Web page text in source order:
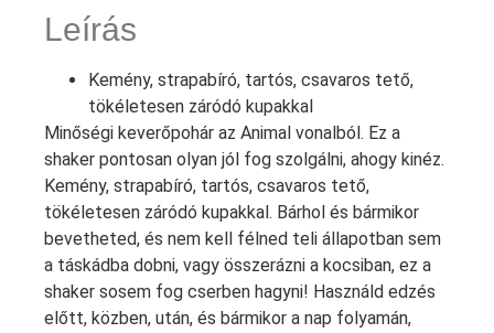
Leírás
Kemény, strapabíró, tartós, csavaros tető,
tökéletesen záródó kupakkal
Minőségi keverőpohár az Animal vonalból. Ez a
shaker pontosan olyan jól fog szolgálni, ahogy kinéz.
Kemény, strapabíró, tartós, csavaros tető,
tökéletesen záródó kupakkal. Bárhol és bármikor
bevetheted, és nem kell félned teli állapotban sem
a táskádba dobni, vagy összerázni a kocsiban, ez a
shaker sosem fog cserben hagyni! Használd edzés
előtt, közben, után, és bármikor a nap folyamán,